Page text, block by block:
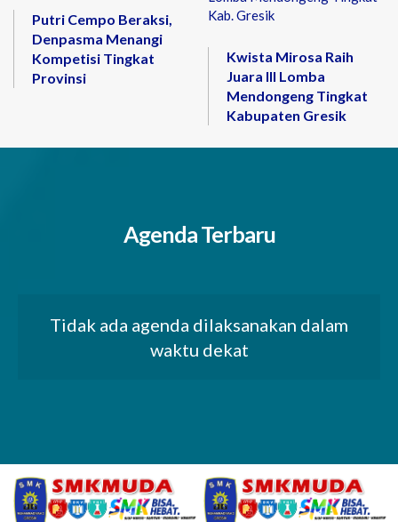
Putri Cempo Beraksi,
Denpasma Menangi
Kompetisi Tingkat
Provinsi
Kwista Mirosa Raih
Juara III Lomba
Mendongeng Tingkat
Kabupaten Gresik
Agenda Terbaru
Tidak ada agenda dilaksanakan dalam
waktu dekat